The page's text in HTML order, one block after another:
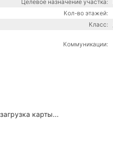
Целевое назначение участка:
Кол-во этажей:
Класс:
Коммуникации:
загрузка карты...